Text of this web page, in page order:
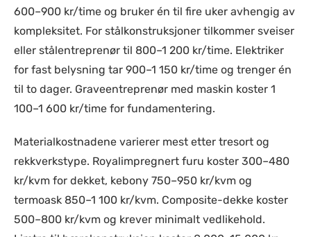
600–900 kr/time og bruker én til fire uker avhengig av
kompleksitet. For stålkonstruksjoner tilkommer sveiser
eller stålentreprenør til 800–1 200 kr/time. Elektriker
for fast belysning tar 900–1 150 kr/time og trenger én
til to dager. Graveentreprenør med maskin koster 1
100–1 600 kr/time for fundamentering.
Materialkostnadene varierer mest etter tresort og
rekkverkstype. Royalimpregnert furu koster 300–480
kr/kvm for dekket, kebony 750–950 kr/kvm og
termoask 850–1 100 kr/kvm. Composite-dekke koster
500–800 kr/kvm og krever minimalt vedlikehold.